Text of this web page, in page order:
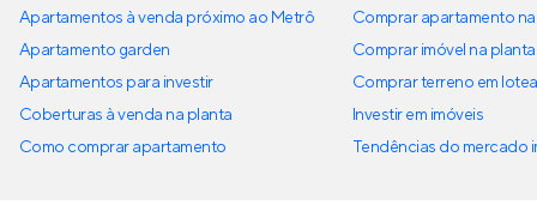
Apartamentos à venda próximo ao Metrô
Apartamento garden
Apartamentos para investir
Coberturas à venda na planta
Como comprar apartamento
Comprar apartamento
Comprar imóvel na planta
Comprar terreno em
Investir em imóveis
Tendências do mercado